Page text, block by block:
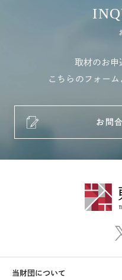
取材のお申
こちらのフォーム
お問
当財団について